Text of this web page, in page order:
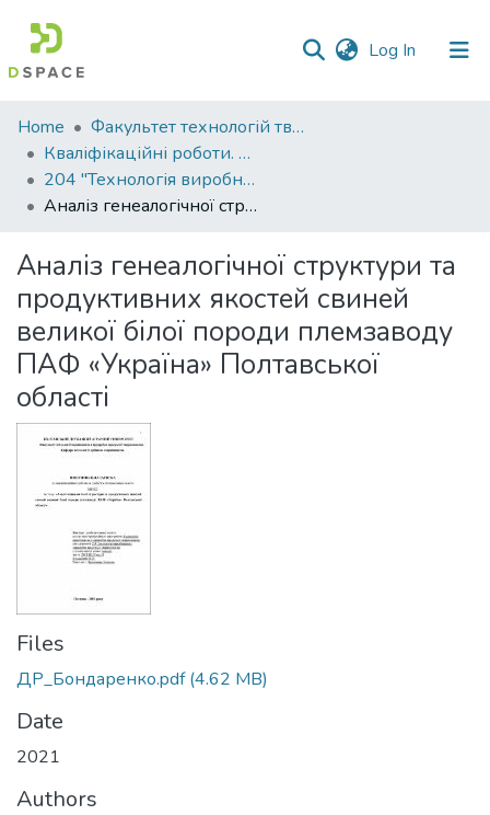
Log In (current)
Communities
&
Collections
Statistics
Home
Факультет технологій тваринництва та продовольства
Кваліфікаційні роботи. Факультет технологій тваринництва та продовольства
204 "Технологія виробництва і переробки продукції тваринництва" - Магістри 2021-2022
Аналіз генеалогічної структури та продуктивних якостей свиней великої білої породи племзаводу ПАФ «Україна» Полтавської області
Аналіз генеалогічної структури та
продуктивних якостей свиней
великої білої породи племзаводу
ПАФ «Україна» Полтавської
області
Files
ДР_Бондаренко.pdf(4.62 MB)
Date
2021
Authors